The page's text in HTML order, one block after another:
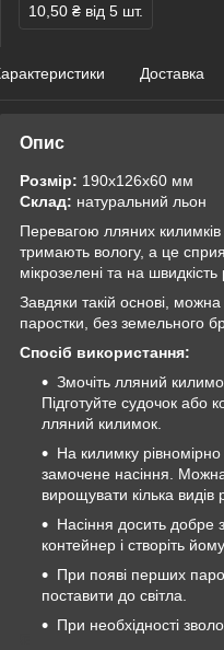
10,50 ₴ від 5 шт.
Доставка
Опис
Розмір: 190х126х60 мм
Склад: натуральний льон
Перевагою лляних
тримають вологу, а це
мікрозелені та на швидкість
Завдяки такій основі,
паростки, без земельного
Спосіб використання:
Змочіть лляний
Підготуйте судочок або
лляний килимок.
На килимку
замочене насіння.
вирощувати кілька видів
Насіння досить добре
контейнер і створіть
При появі перших
поставити до світла.
При необхідності